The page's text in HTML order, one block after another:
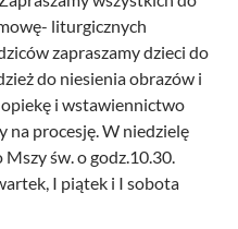
liturgicznych
zapraszamy dzieci do
do niesienia obrazów i
i wstawiennictwo
na procesję. W niedzielę
św. o godz.10.30.
I piątek i I sobota